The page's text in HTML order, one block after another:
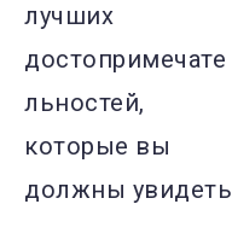
лучших
достопримечате
льностей,
которые вы
должны увидеть